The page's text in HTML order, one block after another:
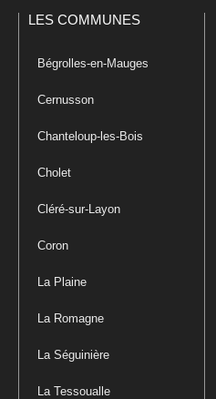
LES COMMUNES
Bégrolles-en-Mauges
Cernusson
Chanteloup-les-Bois
Cholet
Cléré-sur-Layon
Coron
La Plaine
La Romagne
La Séguinière
La Tessoualle